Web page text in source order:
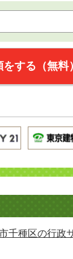
する（無料）
千種区の行政